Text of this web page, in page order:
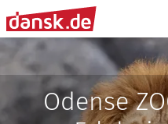
Odense